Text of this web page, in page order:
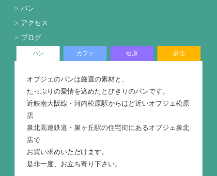
パン
アクセス
ブログ
パン カフェ 松原 泉北
オブジェのパンは厳選の素材と、
たっぷりの愛情を込めたとびきりのパンです。
近鉄南大阪線・河内松原駅からほど近いオブジェ松原
店
泉北高速鉄道・泉ヶ丘駅の住宅街にあるオブジェ泉北
店で
お買い求めいただけます。
是非一度、お立ち寄り下さい。